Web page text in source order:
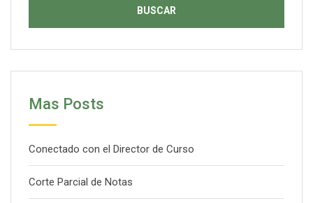
Mas Posts
Conectado con el Director de Curso
Corte Parcial de Notas